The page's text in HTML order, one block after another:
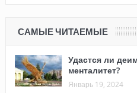
САМЫЕ ЧИТАЕМЫЕ
Удастся ли
менталитет?
Январь 19, 2024